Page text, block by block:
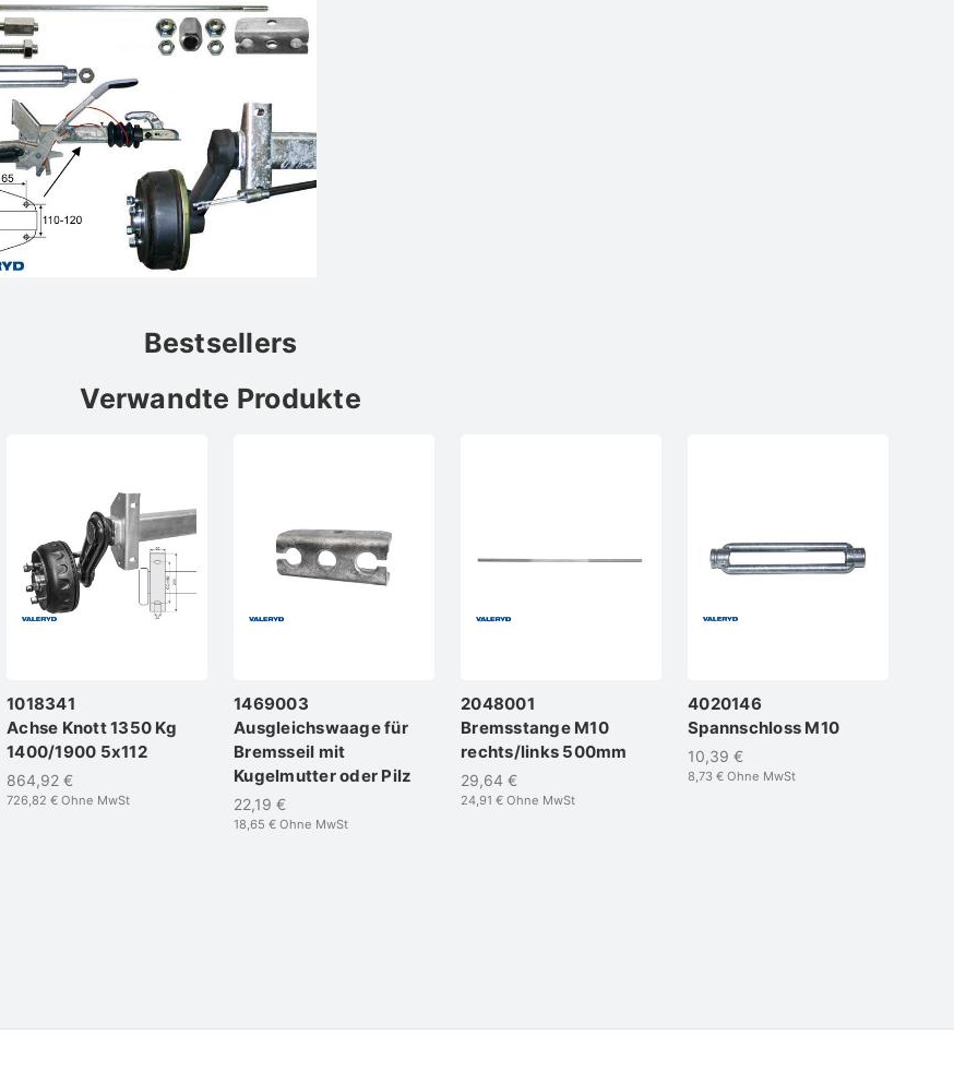
Bestsellers
Verwandte Produkte
1018341
Achse Knott 1350 Kg
1400/1900 5x112
864,92 €
726,82 € Ohne MwSt
1469003
Ausgleichswaage für
Bremsseil mit
Kugelmutter oder Pilz
22,19 €
18,65 € Ohne MwSt
2048001
Bremsstange M10
rechts/links 500mm
29,64 €
24,91 € Ohne MwSt
4020146
Spannschloss M10
10,39 €
8,73 € Ohne MwSt